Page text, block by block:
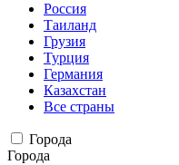
Россия
Таиланд
Грузия
Турция
Германия
Казахстан
Все страны
Города
Города